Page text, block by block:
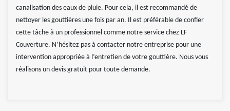
canalisation des eaux de pluie. Pour cela, il est recommandé de
nettoyer les gouttières une fois par an. Il est préférable de confier
cette tâche à un professionnel comme notre service chez LF
Couverture. N’hésitez pas à contacter notre entreprise pour une
intervention appropriée à l’entretien de votre gouttière. Nous vous
réalisons un devis gratuit pour toute demande.